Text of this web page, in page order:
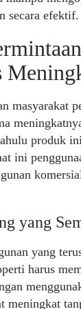
secara efektif.
masyarakat
produk
ini
yang
yang
harus
meningkat